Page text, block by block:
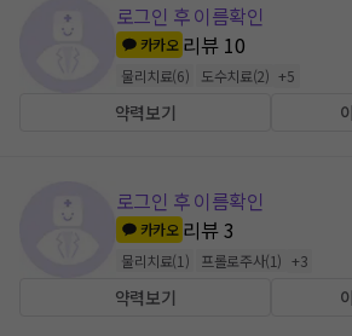
로그인 후 이름확인
카카오 리뷰 10
물리치료(6) 도수치료(2) +5
약력보기
로그인 후 이름확인
카카오 리뷰3
물리치료(1 ) 프롤로주사(1) +3
약력보기